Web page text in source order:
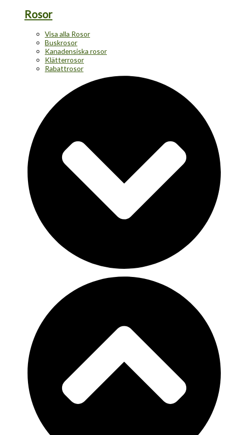
Rosor
Visa alla Rosor
Buskrosor
Kanadensiska rosor
Klätterrosor
Rabattrosor